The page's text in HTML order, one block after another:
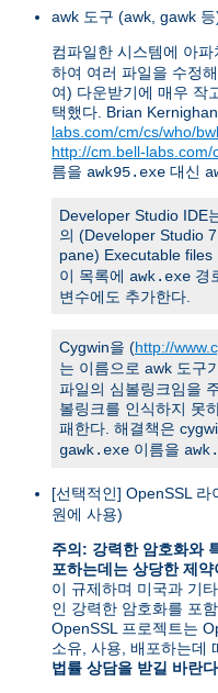
awk 도구 (awk, gawk 등
컴파일한 시스템에 아파
하여 여러 파일을 수정
여) 다운받기에 매우 작
택했다. Brian
labs.com/cm/cs/who/
http://cm.bell-
름을 awk95.exe 대신
Developer Studio IDE
의 (Developer Studio
pane) Executable files
이 목록에 awk.exe 경
변수에도 추가한다.
Cygwin을 (http://
는 이름으로 awk 도구
파일의 심볼링크임을
볼링크를 인식하지 못
패한다. 해결책은
gawk.exe 이름을
[선택적인] OpenSSL 라
원에 사용)
주의: 강력한 암호화와
포하는데는 상당한 제약
이 규제하며 미국과 기
인 강력한 암호화를 포
OpenSSL 프로젝트는
소유, 사용, 배포하는데
법률 상담을 받길 바란